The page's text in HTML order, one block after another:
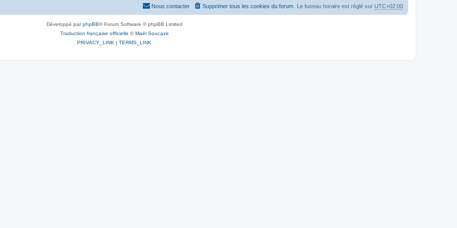
Le fuseau horaire est réglé sur UTC+02:00
Supprimer tous les cookies du forum
Nous contacter
Développé parphpBB® Forum Software © phpBB Limited
Traduction française officielle ©Maël Soucaze
PRIVACY_LINK | TERMS_LINK